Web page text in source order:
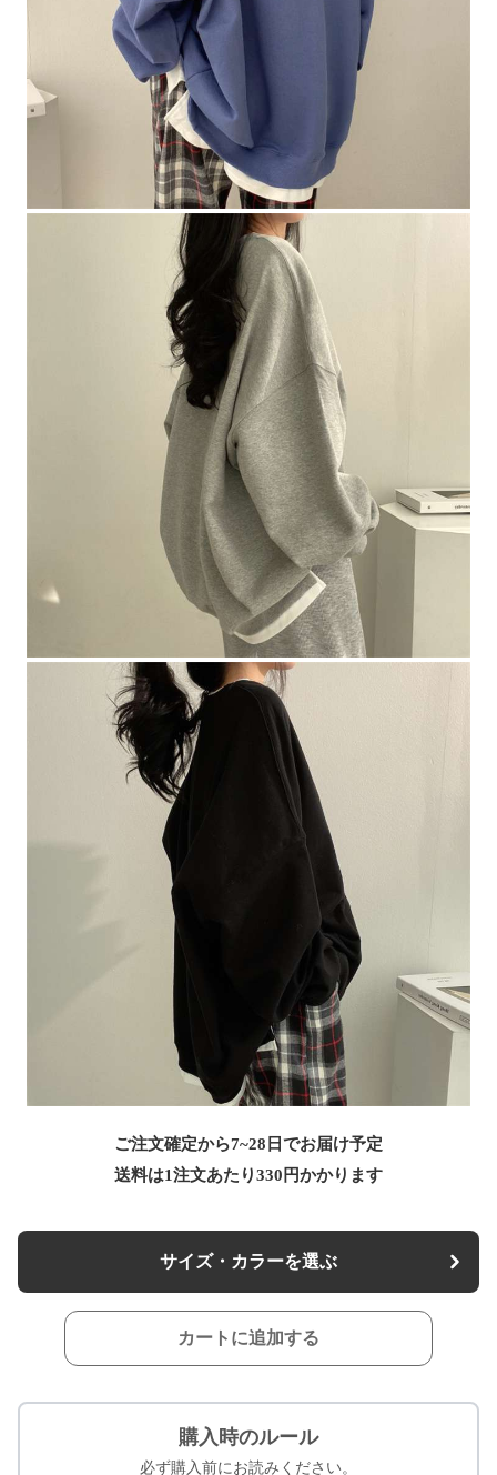
送料は1注文あたり330 円かかります
カートに追加する
必ず購入前にお読みください。